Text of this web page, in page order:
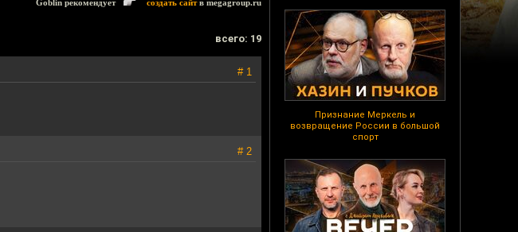
Признание Меркель и
возвращение России в большой
спорт
Goblin рекомендует создать сайтв megagroup.ru
всего: 19
# 1
# 2